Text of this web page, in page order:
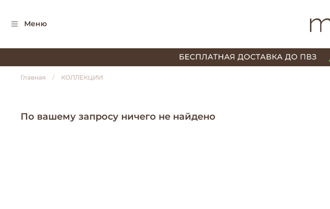
Меню
Главная КОЛЛЕКЦИИ
По вашему запросу ничего не найдено